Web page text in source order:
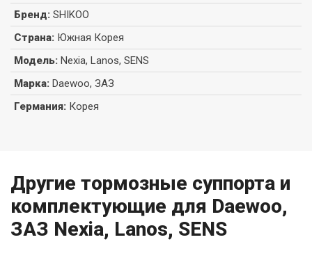
Бренд: SHIKOO
Страна: Южная Корея
Модель: Nexia, Lanos, SENS
Марка: Daewoo, ЗАЗ
Германия: Корея
Другие тормозные суппорта и
комплектующие для Daewoo,
ЗАЗ Nexia, Lanos, SENS